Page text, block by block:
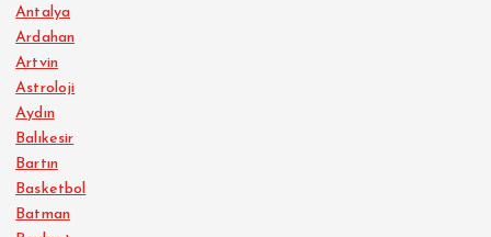
Antalya
Ardahan
Artvin
Astroloji
Aydın
Balıkesir
Bartın
Basketbol
Batman